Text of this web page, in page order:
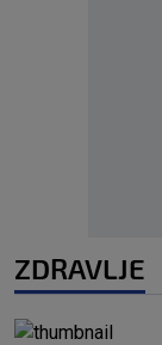
ZDRAVLJE